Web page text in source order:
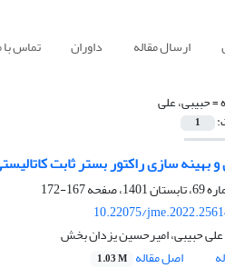
ارسال مقاله داوران تماس با
=حبیبی، علی
1
بهینه سازی راکتور بستر ثابت
167-172
10.22075/
علی حبیبی، امیرحسین یزدان بخش
اصل مقاله 1.03 M